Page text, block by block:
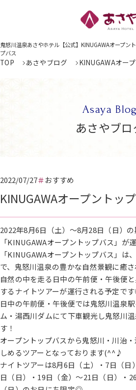
鬼怒川温泉あさやホテル【公式】KINUGAWAオープン
プバス
TOP あさやブログ KINUGAWAオー
Asaya Blog
あさやブロ
2022/07/27 おすすめ
KINUGAWAオープントッ
2022年8月6日（土）～8月28日（日）の
「KINUGAWAオープントップバス」が
「KINUGAWAオープントップバス」は
で、鬼怒川温泉の豊かな自然景観に癒
自然の中を走る日中の午前便・午後便
するナイトツアーが運行される予定で
日中の午前便・午後便では鬼怒川温泉
ム・湯西川ダムにて下車観光し鬼怒川
す！
オープントップバスから鬼怒川・川治
しめるツアーとなっております(^^♪
ナイトツアーは8月6日（土）・7日（日
日（日）・19日（金）～21日（日）・